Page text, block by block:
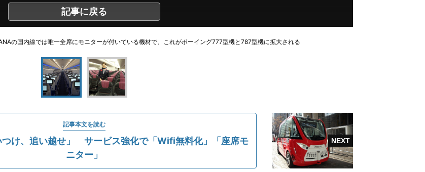
記事に戻る
の国内線では唯一全席にモニターが付いている機材で、これがボーイング777型機と787型機に拡大される
記事本文を読む
け、追い越せ」 サービス強化で「Wifi無料化」「座席モ
ニター」